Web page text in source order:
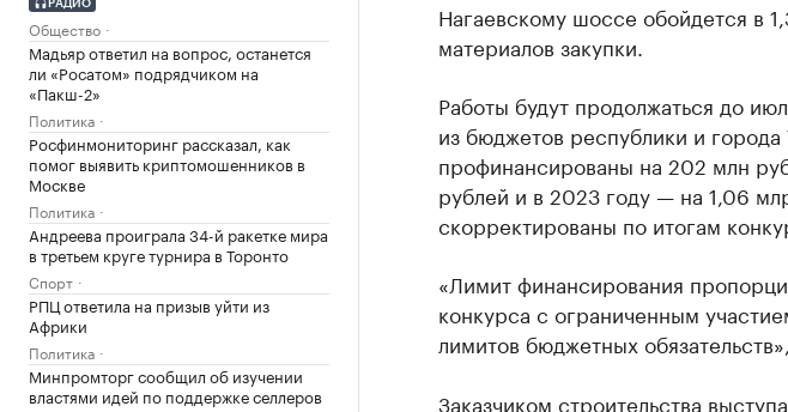
РАДИО
Общество
Мадьяр ответил на вопрос, останется
ли «Росатом» подрядчиком на
«Пакш-2»
Политика
Росфинмониторинг рассказал, как
помог выявить криптомошенников в
Москве
Политика
Андреева проиграла 34-й ракетке мира
в третьем круге турнира в Торонто
Спорт
РПЦ ответила на призыв уйти из
Африки
Политика
Минпромторг сообщил об изучении
властями идей по поддержке селлеров
Нагаевскому шоссе обойдется в
материалов закупки.
Работы будут продолжаться до
из бюджетов республики и
профинансированы на 202 млн
рублей и в 2023 году — на 1,06
скорректированы по итогам
«Лимит финансирования
конкурса с ограниченным
лимитов бюджетных
Заказчиком строительства